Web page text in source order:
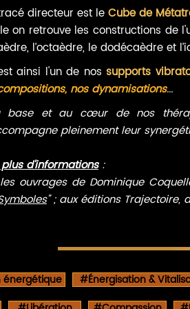
Ajouter au panier
directeur est le Cube de
on retrouve les constructions de
l’octaèdre, le dodécaèdre et
ainsi l'un de nossupports
nos dynamisations...
base et au cœur de nos
pleinement leur
d'informations :
ouvrages de Dominique
" ; aux éditions Trajectoire,
#Énergisation &